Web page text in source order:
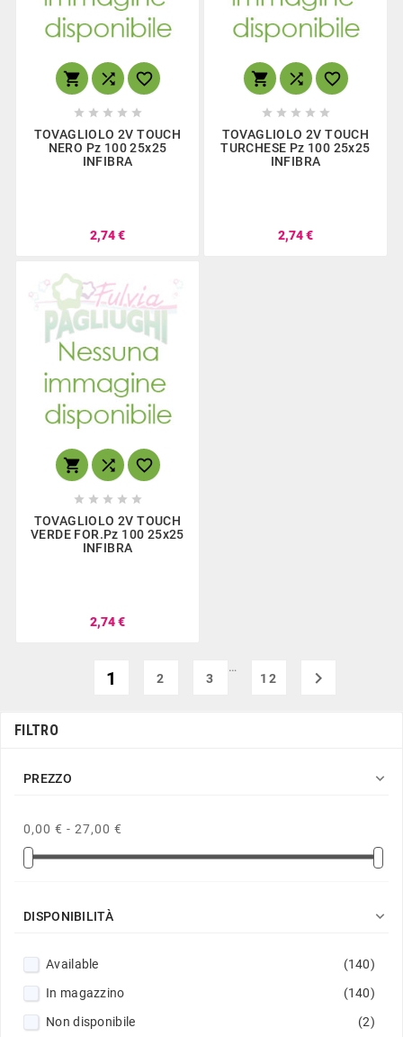
  
    
TOVAGLIOLO 2V TOUCH
NERO Pz 100 25x25
INFIBRA
2,74 €
  
    
TOVAGLIOLO 2V TOUCH
TURCHESE Pz 100 25x25
INFIBRA
2,74 €
  
    
TOVAGLIOLO 2V TOUCH
VERDE FOR.Pz 100 25x25
INFIBRA
2,74 €
1 2 3
…
12

FILTRO
PREZZO 
0,00 € - 27,00 €
DISPONIBILITÀ 
Available
(140)
In magazzino
(140)
Non disponibile
(2)